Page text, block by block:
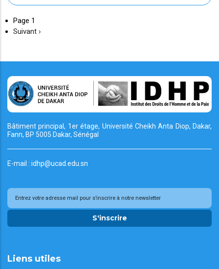
Page 1
Page
Suivant ›
Bâtiment principal, 1er étage, Université CheikhAnta Diop, Dakar,
Fann, BP 5005 Dakar, Sénégal
E-mail : idhp@ucad.edu.sn
S'inscrire
Liens utiles